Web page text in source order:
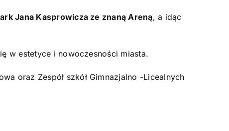
Jana Kasprowicza ze znaną Areną, a idąc
w estetyce i nowoczesności miasta.
oraz Zespół szkół Gimnazjalno -Licealnych